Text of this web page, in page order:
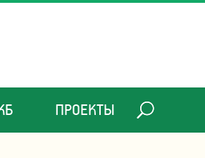
ПРОЕКТЫ